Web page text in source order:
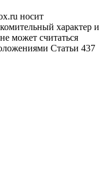
носит
характер и
может считаться
Статьи 437